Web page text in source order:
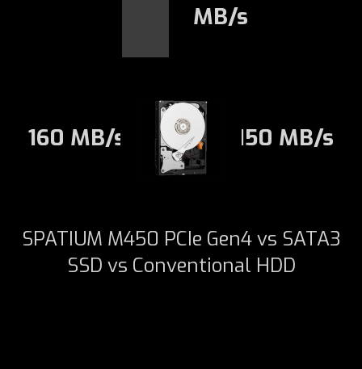
MB/s
160 MB/s 150 MB/s
SPATIUM M450 PCIe Gen4 vs SATA3
SSD vs Conventional HDD